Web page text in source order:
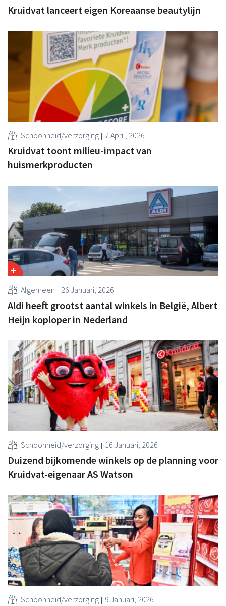
Kruidvat lanceert eigen Koreaanse beautylijn
Schoonheid/verzorging 7 April, 2026
Kruidvat toont milieu-impact van
huismerkproducten
Algemeen 26 Januari, 2026
Aldi heeft grootst aantal winkels in België, Albert
Heijn koploper in Nederland
Schoonheid/verzorging 16 Januari, 2026
Duizend bijkomende winkels op de planning voor
Kruidvat-eigenaar AS Watson
Schoonheid/verzorging 9 Januari, 2026